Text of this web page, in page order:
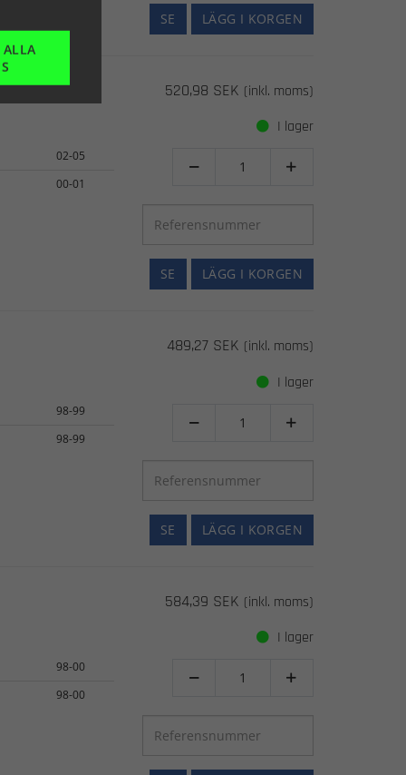
LÄGG I KORGEN
SE
02-05
00-01
520,98 SEK (inkl. moms)
I lager
 
LÄGG I KORGEN
SE
98-99
98-99
489,27 SEK (inkl. moms)
I lager
 
LÄGG I KORGEN
SE
98-00
98-00
584,39 SEK (inkl. moms)
I lager
 
ALLA